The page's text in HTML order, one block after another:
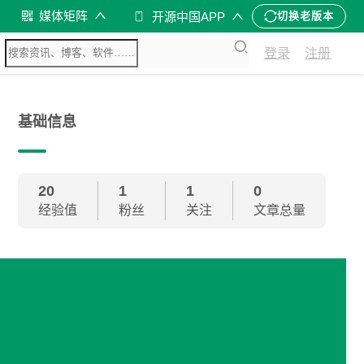
媒体矩阵 开源中国APP 切换老版本
登录 注册
基础信息
20
经验值
1
粉丝
1
关注
0
文章总量